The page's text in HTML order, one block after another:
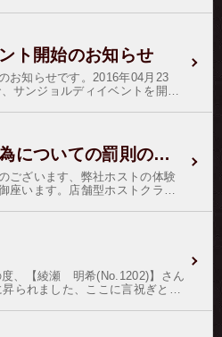
ます。優勝我妻 京２位彩音
明希５位鏡音 遥６位日比野
雅９位竹之内 響哉10位神沢
、副賞として ３０万１５００
ト開始のお知らせ
お知らせです。2016年04月23
サンジョルディイベントを開催
ホストさんへの特典と致しまし
優勝ホストには、個人イベント
として差し上げます。（優勝者
：4月23日〜4月24日午前01時迄
の場合は132pt）／60日間有効
場合は、銀行の振込明細書（必
メール頂ければ付与致します。
注）クレジットで、決済画面が
りご決算頂ければ幸いです。ご
決算してください。
箱に体験入店する行為についての罰則のご案内
ございます、弊社ホストの体験
座います。店舗型ホストクラブ
おります。ただし、体験入店を
継続性が見受けられると判断
、除籍処分とさせて頂きますの
。また、弊社ホストが顧客とし
へ遊びに行かれ、そこでの飲食
より受け取っている事案に関し
の概念からは外れると現状では
ては不問と致しております。
、【綾瀬 明希(No.1202)】さん
られました、ここに言祝ぎとお
】さんをゴールド階級に昇